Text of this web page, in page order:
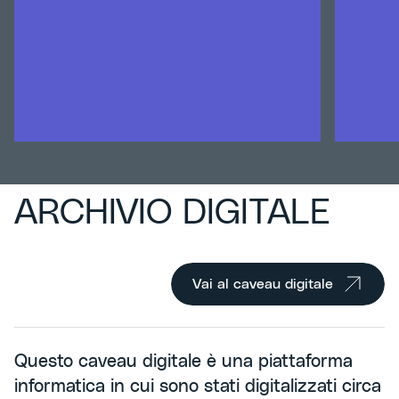
ARCHIVIO DIGITALE
Vai al caveau digitale
Questo caveau digitale è una piattaforma
informatica in cui sono stati digitalizzati circa